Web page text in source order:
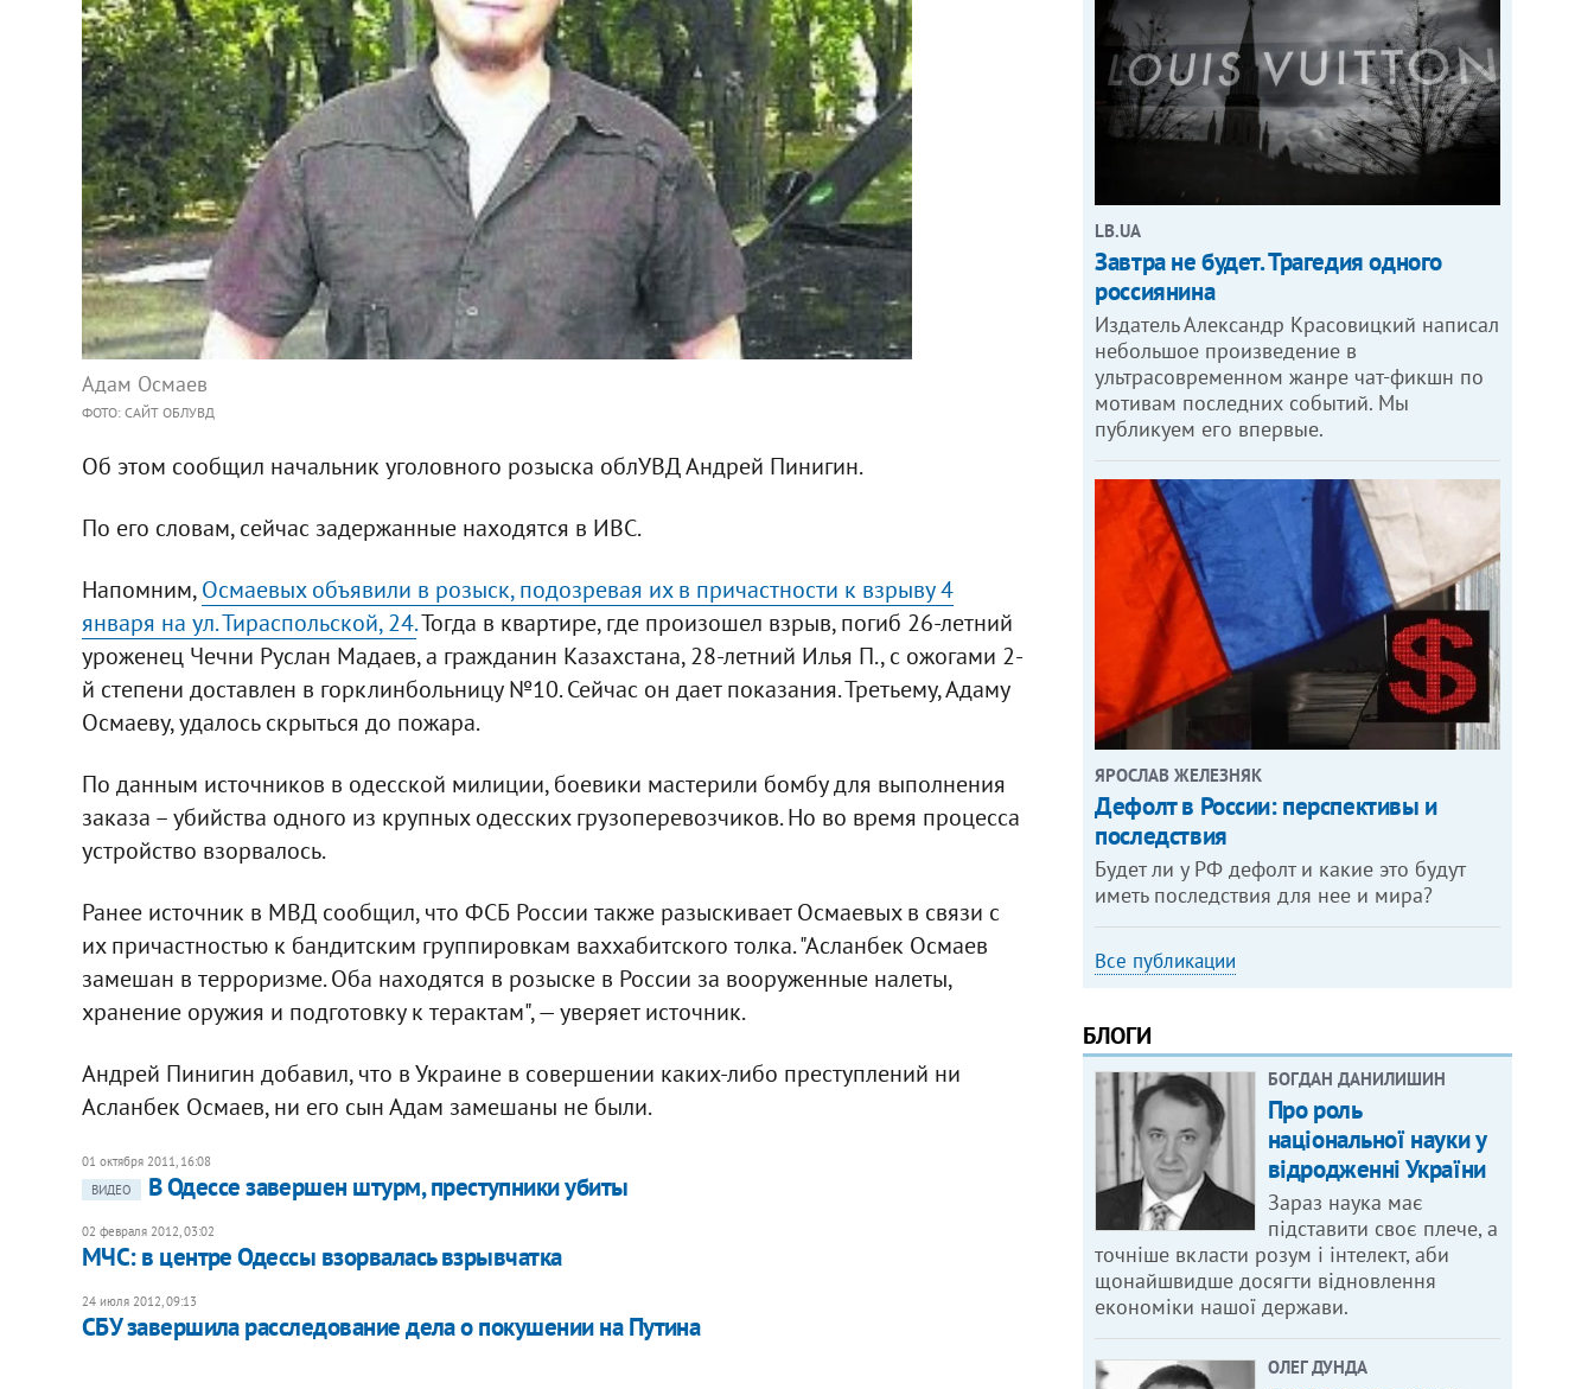
Адам Осмаев
ФОТО: САЙТ ОБЛУВД
Об этом сообщил начальник уголовного розыска облУВД Андрей Пинигин.
По его словам, сейчас задержанные находятся в ИВС.
Напомним,Осмаевых объявили в розыск, подозревая их в причастности к взрыву 4
января на ул. Тираспольской, 24.Тогда в квартире, где произошел взрыв, погиб 26-летний
уроженец Чечни Руслан Мадаев, а гражданин Казахстана, 28-летний Илья П., с ожогами 2-
й степени доставлен в горклинбольницу №10. Сейчас он дает показания. Третьему, Адаму
Осмаеву, удалось скрыться до пожара.
По данным источников в одесской милиции, боевики мастерили бомбу для выполнения
заказа – убийства одного из крупных одесских грузоперевозчиков. Но во время процесса
устройство взорвалось.
Ранее источник в МВД сообщил, что ФСБ России также разыскивает Осмаевых в связи с
их причастностью к бандитским группировкам ваххабитского толка. "Асланбек Осмаев
замешан в терроризме. Оба находятся в розыске в России за вооруженные налеты,
хранение оружия и подготовку к терактам", — уверяет источник.
Андрей Пинигин добавил, что в Украине в совершении каких-либо преступлений ни
Асланбек Осмаев, ни его сын Адам замешаны не были.
01 октября 2011, 16:08
ВИДЕО
В Одессе завершен штурм, преступники убиты
02 февраля 2012, 03:02
МЧС: в центре Одессы взорвалась взрывчатка
24 июля 2012, 09:13
СБУ завершила расследование дела о покушении на Путина
LB.UA
Завтра не будет. Трагедия одного
россиянина
Издатель Александр Красовицкий написал
небольшое произведение в
ультрасовременном жанре чат-фикшн по
мотивам последних событий. Мы
публикуем его впервые.
ЯРОСЛАВ ЖЕЛЕЗНЯК
Дефолт в России: перспективы и
последствия
Будет ли у РФ дефолт и какие это будут
иметь последствия для нее и мира?
Все публикации
БЛОГИ
БОГДАН ДАНИЛИШИН
Про роль
національної науки у
відродженні України
Зараз наука має
підставити своє плече, а
точніше вкласти розум і інтелект, аби
щонайшвидше досягти відновлення
економіки нашої держави.
ОЛЕГ ДУНДА